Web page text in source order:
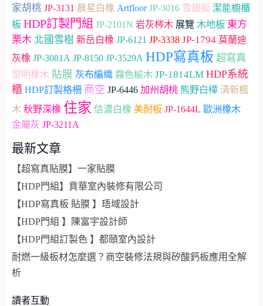
家胡桃 JP-3131 晨星白橡 Artfloor JP-3016 雪銀狐 潔能櫥櫃
板 HDP訂製門組 JP-2101N 岩灰梣木 展覽 木地板 東方
栗木 北國雪樹 新岳白橡 JP-6121 JP-3338 JP-1794 莫蘭迪
灰橡 JP-3081A JP-8150 JP-3529A HDP寫真板 超寫真
黎明橡木 貼膜 灰布編織 霧色榆木 JP-1814LM HDP系統
櫃 HDP訂製格柵 商空 JP-6446 加州胡桃 熊野白樺 清新楓
木 秋野深橡 住家 信濃白橡 美耐板 JP-1644L 歐洲橡木
金屬灰 JP-3211A
最新文章
【超寫真貼膜】一家貼膜
【HDP門組】賁華室內裝修有限公司
【HDP寫真板 貼膜 】珸域設計
【HDP門組 】陳富宇設計師
【HDP門組訂製色 】都頤室內設計
耐燃一級板材怎麼選？商空裝修法規與矽酸鈣板應用全解
析
讀者互動